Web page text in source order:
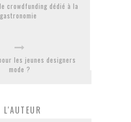
crowdfunding dédié à la
gastronomie
les jeunes designers
mode ?